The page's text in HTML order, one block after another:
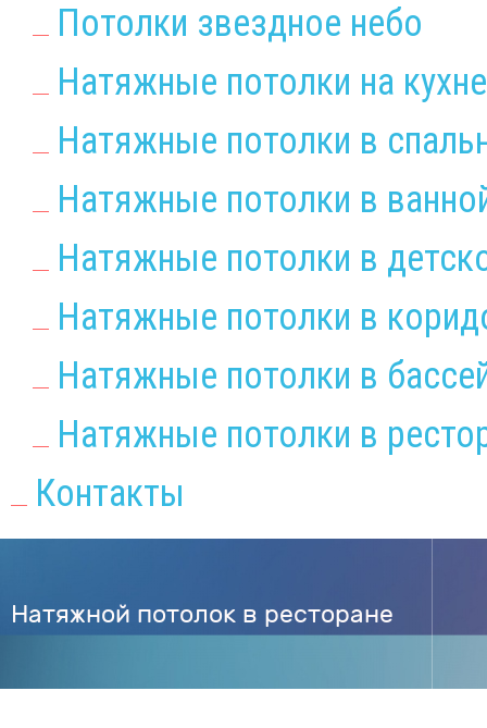
Потолки звездное небо
Натяжные потолки на кухне
Натяжные потолки в
Натяжные потолки в
Натяжные потолки в
Натяжные потолки в
Натяжные потолки в
Натяжные потолки в
Контакты
Натяжной потолок в ресторане